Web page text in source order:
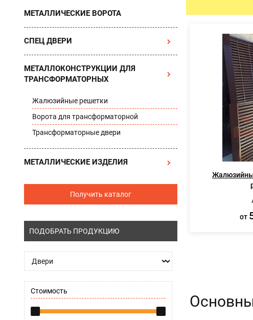
УЛИЧНЫЕ ДВЕРИ ТАМБУРНЫЕ
от
МЕТАЛЛИЧЕСКИЕ ВОРОТА
СПЕЦ ДВЕРИ
МЕТАЛЛОКОНСТРУКЦИИ ДЛЯ
ТРАНСФОРМАТОРНЫХ
Жалюзийные решетки
Ворота для трансформаторной
Трансформаторные двери
МЕТАЛЛИЧЕСКИЕ ИЗДЕЛИЯ
Получить каталог
ПОДОБРАТЬ ПРОДУКЦИЮ
Стоимость